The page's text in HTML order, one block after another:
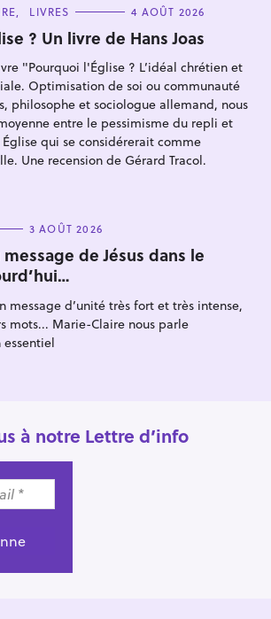
LIVRES 4 AOÛT 2026
? Un livre de Hans Joas
"Pourquoi l'Église ? L’idéal chrétien et
Optimisation de soi ou communauté
philosophe et sociologue allemand, nous
entre le pessimisme du repli et
Église qui se considérerait comme
Une recension de Gérard Tracol.
3 AOÛT 2026
de Jésus dans le
message d’unité très fort et très intense,
mots... Marie-Claire nous parle
à notre Lettre d’info